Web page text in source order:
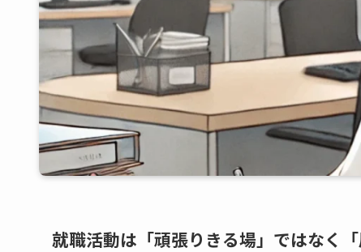
就職活動は「頑張りきる場」ではなく「